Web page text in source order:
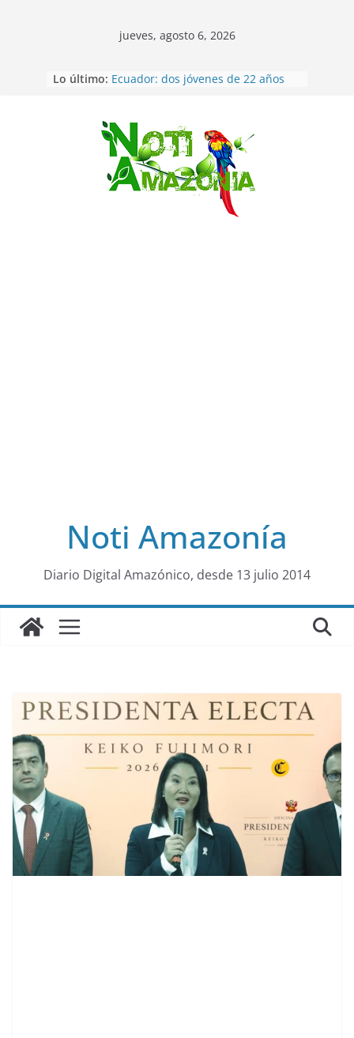
Saltar
al
jueves, agosto 6, 2026
Lo último: Ecuador: dos jóvenes de 22 años
Sentencian a 34 años de prisión a
implicados en caso de Alison,
oriunda de Tena
Vozinha, el arquero sensación de
cabo Verde, ya llegó para
incorporarse a Colo Colo de Chile
Pastaza: la parroquia Diez de
Noti Amazonía
Diario Digital Amazónico, desde 13 julio 2014